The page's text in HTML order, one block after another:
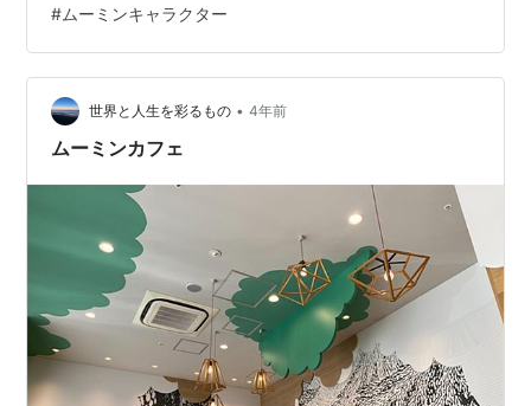
ェは東京にもありますので、ぜひ最後まで目を通してみ
てくださいね。ムーミンキャラクター診断もご紹介しち
ゃいますよ！ ムーミンベーカリー＆カフェ キャナルシテ
ィ博多店 ムーミン豆知識 ムーミンキャラクター診断 ム
ーミンベーカリー＆カフェ キャナ…
#ムーミンキャラクター
世界と人生を彩るもの • 4年前
ムーミンカフェ